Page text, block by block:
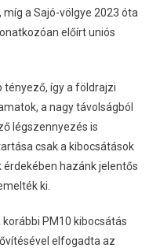
a Sajó-völgye 2023 óta
előírt uniós
tényező, így a földrajzi
a nagy távolságból
légszennyezés is
csak a kibocsátások
hazánk jelentős
ki.
PM10 kibocsátás
elfogadta az